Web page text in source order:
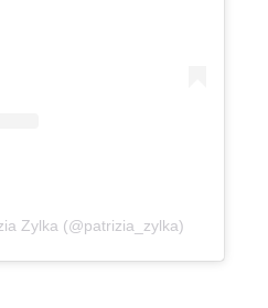
Zylka (@patrizia_zylka)